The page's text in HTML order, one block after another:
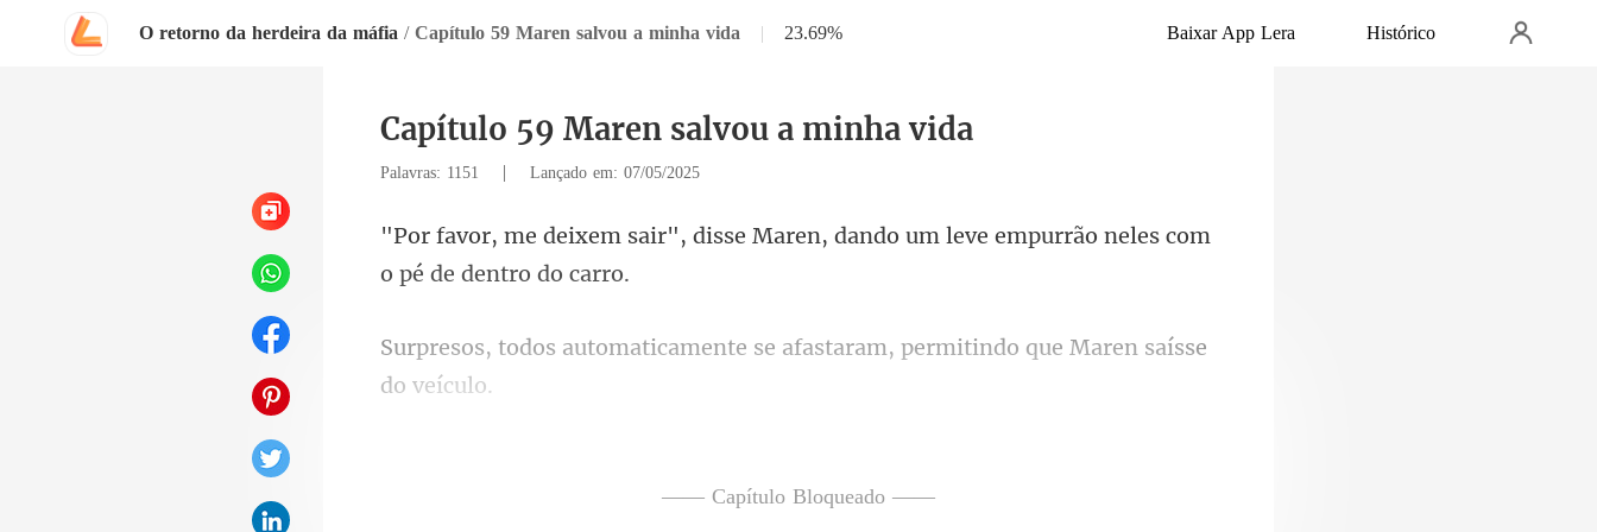
O retorno da herdeira da máfia / Capítulo 59 Maren salvou a minha vida | 23.69% Baixar App Lera Histórico
Capítulo 59 Maren salvou a minha vida
Palavras: 1151 | Lançado em: 07/05/2025
e Maren, dando um leve empurrão n
nte se afastaram, permitindo
—— Capítulo Bloqueado ——